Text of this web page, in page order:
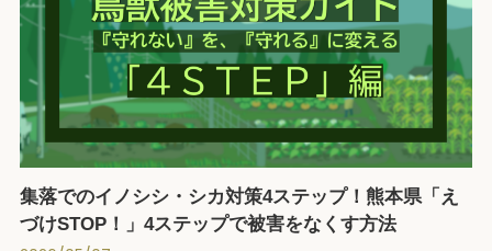
集落でのイノシシ・シカ対策4ステップ！熊本県「え
づけSTOP！」4ステップで被害をなくす方法